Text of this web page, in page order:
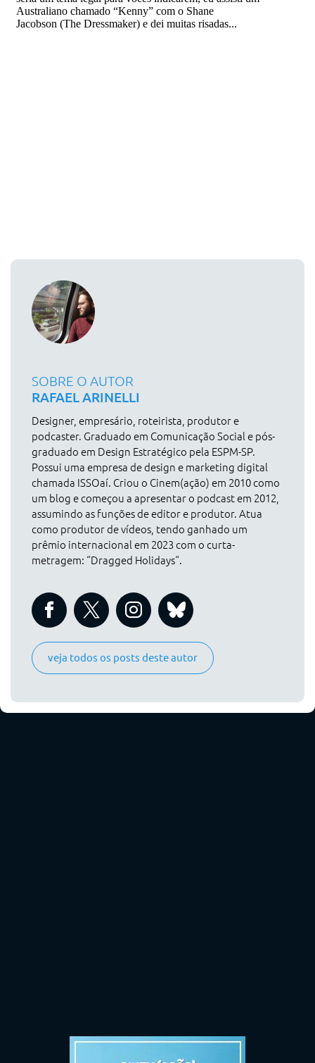
SOBRE O AUTOR
RAFAEL ARINELLI
Designer, empresário, roteirista, produtor e
podcaster. Graduado em Comunicação Social e pós-
graduado em Design Estratégico pela ESPM-SP.
Possui uma empresa de design e marketing digital
chamada ISSOaí. Criou o Cinem(ação) em 2010 como
um blog e começou a apresentar o podcast em 2012,
assumindo as funções de editor e produtor. Atua
como produtor de vídeos, tendo ganhado um
prêmio internacional em 2023 com o curta-
metragem: “Dragged Holidays“.
veja todos os posts deste autor